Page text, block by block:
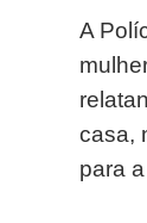
A
casa,
para